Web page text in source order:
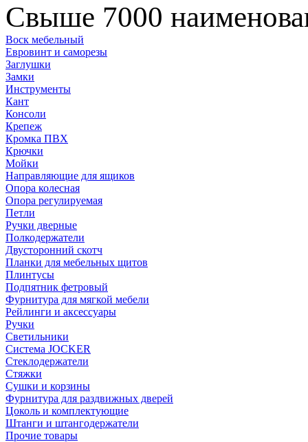
Свыше 7000
Воск мебельный
Евровинт и саморезы
Заглушки
Замки
Инструменты
Кант
Консоли
Крепеж
Кромка ПВХ
Крючки
Мойки
Направляющие для ящиков
Опора колесная
Опора регулируемая
Петли
Ручки дверные
Полкодержатели
Двусторонний скотч
Планки для мебельных щитов
Плинтусы
Подпятник фетровый
Фурнитура для мягкой мебели
Рейлинги и аксессуары
Ручки
Светильники
Система JOCKER
Стеклодержатели
Стяжки
Сушки и корзины
Фурнитура для раздвижных дверей
Цоколь и комплектующие
Штанги и штангодержатели
Прочие товары